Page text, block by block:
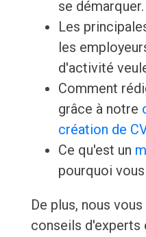
se démarquer.
Les
les
d'activité
Comment
grâce à notre
création de CV
Ce qu'est un
pourquoi
De plus, nous
conseils d'experts